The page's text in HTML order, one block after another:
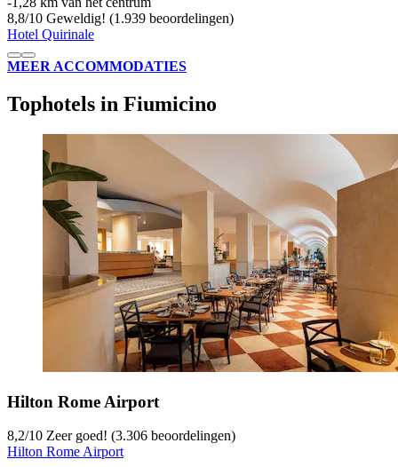
8,8/10 Geweldig! (1.939 beoordelingen)
Hotel Quirinale
MEER ACCOMMODATIES
Tophotels in Fiumicino
Hilton Rome Airport
8,2/10 Zeer goed! (3.306 beoordelingen)
Hilton Rome Airport